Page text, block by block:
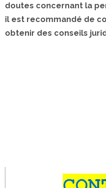
doutes concernant la
il est recommandé de
obtenir des conseils